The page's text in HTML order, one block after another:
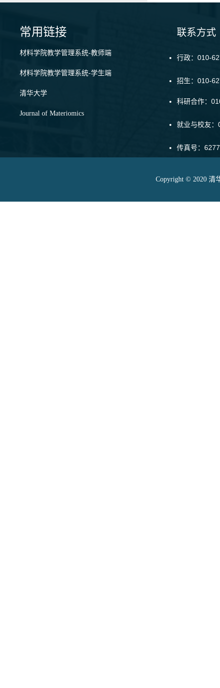
常用链接
材料学院教学管理系统-教师端
材料学院教学管理系统-学生端
清华大学
Journal of Materiomics
联系方式
行政：010-
招生：010-
科研合作：
就业与校友
传真号：
Copyright © 2020 清